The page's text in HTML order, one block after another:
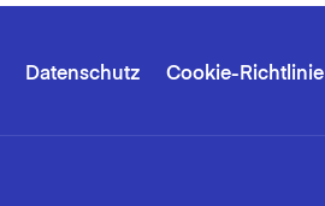
Datenschutz Cookie-Richtlinie